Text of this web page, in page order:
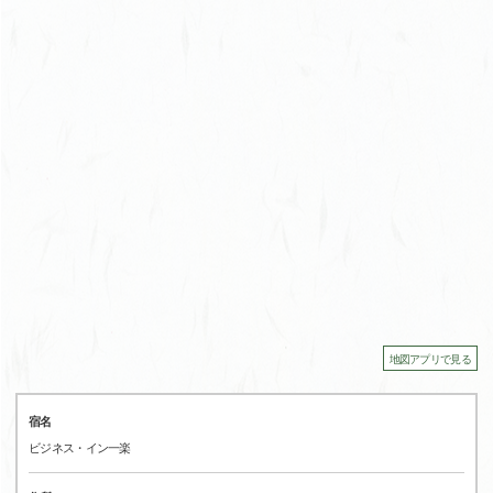
地図アプリで見る
宿名
ビジネス・イン一楽